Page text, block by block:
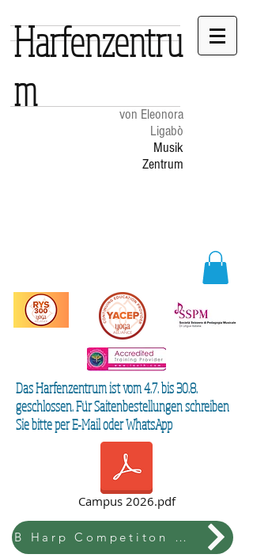
von Eleonora
Ligabò
Musik
Zentrum
Harfenzentru
m
Das Harfenzentrum ist vom 4.7. bis 30.8.
geschlossen. Für Saitenbestellungen schreiben
Sie bitte per E-Mail oder WhatsApp
Campus 2026.pdf
B Harp Competiton & Festival